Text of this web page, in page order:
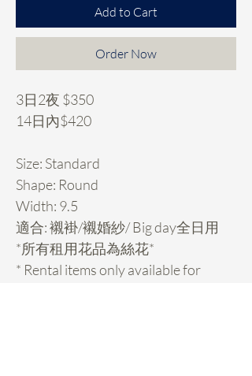
Add to Cart
Order Now
3日2夜 $350
14日內$420
Size: Standard
Shape: Round
Width: 9.5
適合: 襯褂/襯婚紗/ Big day全日用
*所有租用花品為絲花*
* Rental items only available for